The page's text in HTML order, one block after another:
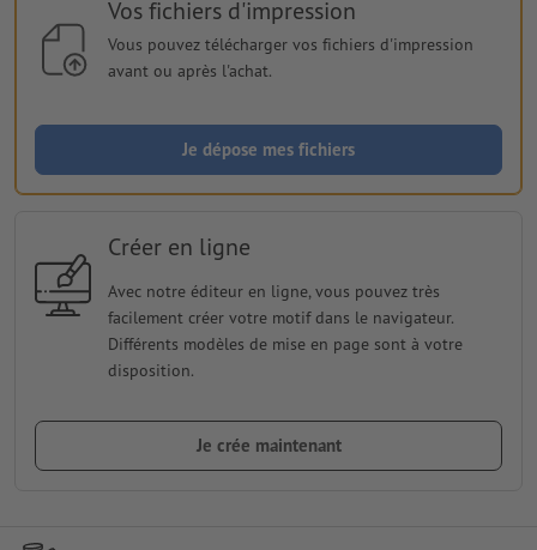
Vos fichiers d'impression
Vous pouvez télécharger vos fichiers d'impression
avant ou après l'achat.
Je dépose mes fichiers
Créer en ligne
Avec notre éditeur en ligne, vous pouvez très
facilement créer votre motif dans le navigateur.
Différents modèles de mise en page sont à votre
disposition.
Je crée maintenant